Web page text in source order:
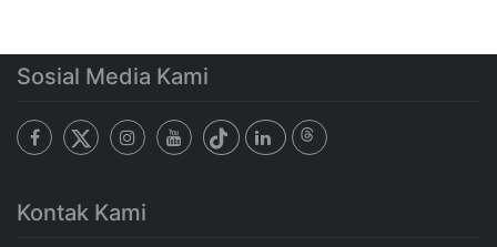
Sosial Media Kami
Kontak Kami